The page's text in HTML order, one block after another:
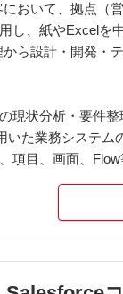
おいて、拠点（
し、紙やExcelを
ら設計・開発・
現状分析・要件整
いた業務システム
項目、画面、
整、進捗管理
ンバーのマネジメ